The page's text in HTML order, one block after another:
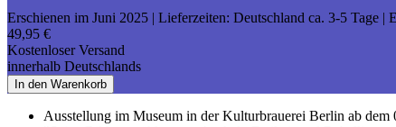
Erschienen im Juni 2025 | Lieferzeiten: Deutschland ca. 3-5 Tage |
49,95 €
Kostenloser Versand
innerhalb Deutschlands
In den Warenkorb
Ausstellung im Museum in der Kulturbrauerei Berlin ab dem